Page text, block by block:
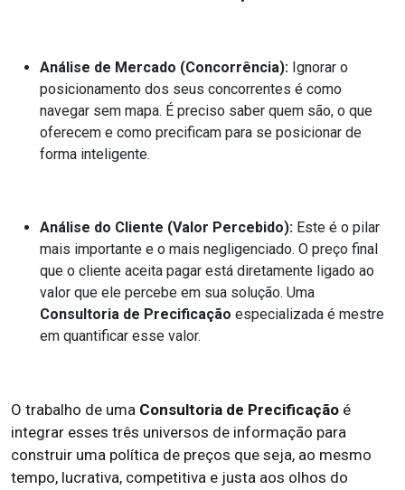
Análise de Mercado (Concorrência): Ignorar o
posicionamento dos seus concorrentes é como
navegar sem mapa. É preciso saber quem são, o que
oferecem e como precificam para se posicionar de
forma inteligente.
Análise do Cliente (Valor Percebido): Este é o pilar
mais importante e o mais negligenciado. O preço final
que o cliente aceita pagar está diretamente ligado ao
valor que ele percebe em sua solução. Uma
Consultoria de Precificação especializada é mestre
em quantificar esse valor.
O trabalho de uma Consultoria de Precificação é
integrar esses três universos de informação para
construir uma política de preços que seja, ao mesmo
tempo, lucrativa, competitiva e justa aos olhos do